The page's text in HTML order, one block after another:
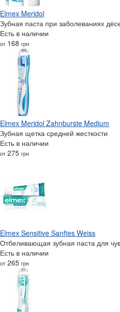
Elmex Meridol
Зубная паста при заболеваниях
Есть в наличии
от 168 грн
Elmex Meridol Zahnburste Medium
Зубная щетка средней жесткости
Есть в наличии
от 275 грн
Elmex Sensitive Sanftes Weiss
Отбеливающая зубная паста для
Есть в наличии
от 265 грн